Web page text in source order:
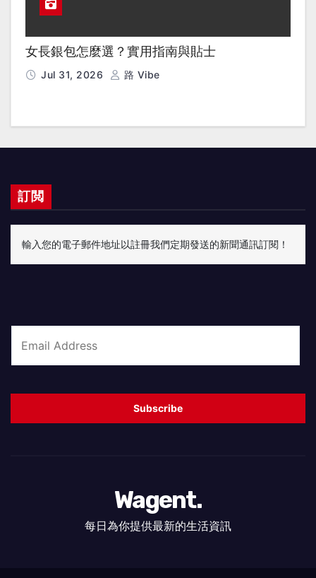
女長銀包怎麼選？實用指南與貼士
Jul 31, 2026 路 Vibe
訂閲
輸入您的電子郵件地址以註冊我們定期發送的新聞通訊訂閱！
i
Subscribe
Wagent.
每日為你提供最新的生活資訊